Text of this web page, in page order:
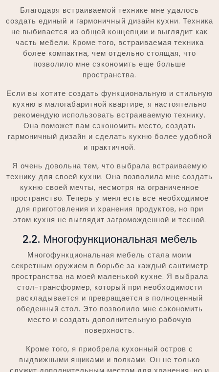
Благодаря встраиваемой технике мне удалось
создать единый и гармоничный дизайн кухни. Техника
не выбивается из общей концепции и выглядит как
часть мебели. Кроме того, встраиваемая техника
более компактна, чем отдельно стоящая, что
позволило мне сэкономить еще больше
пространства.
Если вы хотите создать функциональную и стильную
кухню в малогабаритной квартире, я настоятельно
рекомендую использовать встраиваемую технику.
Она поможет вам сэкономить место, создать
гармоничный дизайн и сделать кухню более удобной
и практичной.
Я очень довольна тем, что выбрала встраиваемую
технику для своей кухни. Она позволила мне создать
кухню своей мечты, несмотря на ограниченное
пространство. Теперь у меня есть все необходимое
для приготовления и хранения продуктов, но при
этом кухня не выглядит загроможденной и тесной.
2.2. Многофункциональная мебель
Многофункциональная мебель стала моим
секретным оружием в борьбе за каждый сантиметр
пространства на моей маленькой кухне. Я выбрала
стол-трансформер, который при необходимости
раскладывается и превращается в полноценный
обеденный стол. Это позволило мне сэкономить
место и создать дополнительную рабочую
поверхность.
Кроме того, я приобрела кухонный остров с
выдвижными ящиками и полками. Он не только